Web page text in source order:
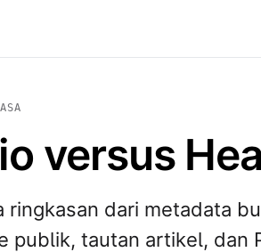
versus
ringkasan dari metadata
publik, tautan artikel, dan